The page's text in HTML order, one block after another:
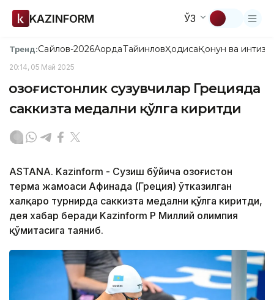
KAZINFORM ЎЗ
Тренд:Сайлов-2026АқордаТайинловҲодисаҚонун ва
20:14, 05 Май 2025
Қозоғистонлик сузувчилар Грецияда
саккизта медални қўлга киритди
ASTANA. Kazinform - Сузиш бўйича Қозоғистон
терма жамоаси Афинада (Греция) ўтказилган
халқаро турнирда саккизта медални қўлга киритди,
дея хабар беради Kazinform ҚР Миллий олимпия
қўмитасига таяниб.